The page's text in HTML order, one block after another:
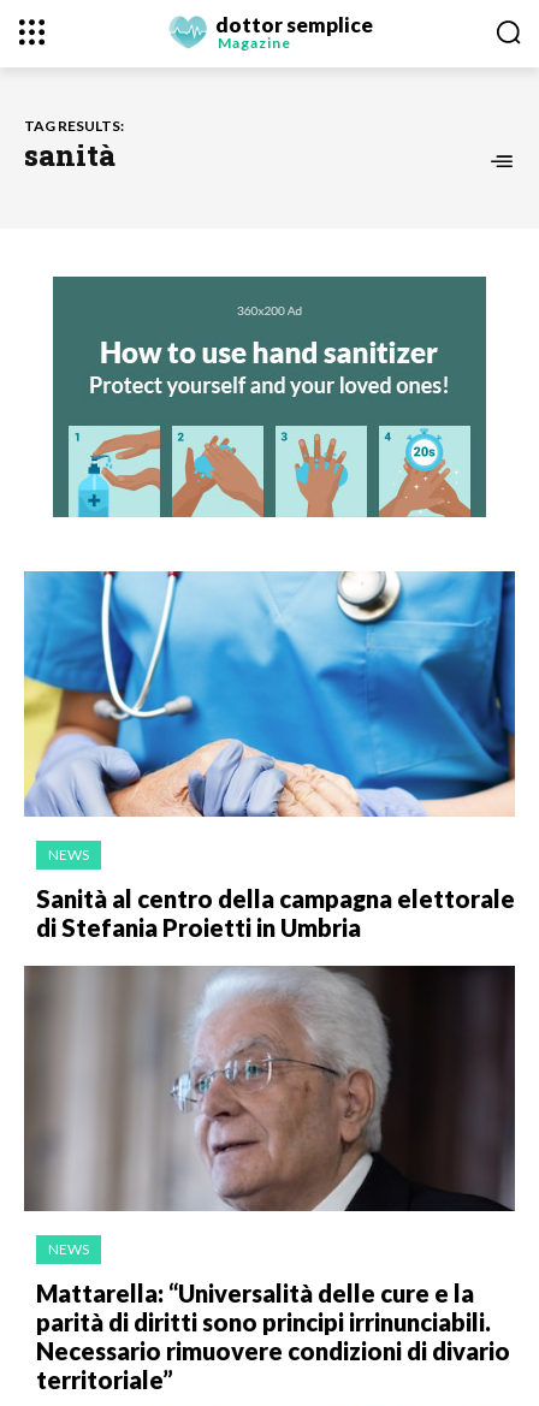
dottor semplice
Magazine
TAG RESULTS:
sanità
NEWS
Sanità al centro della campagna elettorale
di Stefania Proietti in Umbria
NEWS
Mattarella: “Universalità delle cure e la
parità di diritti sono principi irrinunciabili.
Necessario rimuovere condizioni di divario
territoriale”